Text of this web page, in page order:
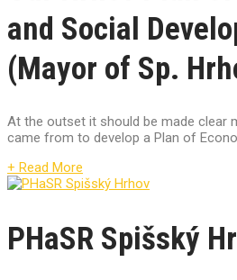
and Social
(Mayor of Sp.
At the outset it should be made clear
came from to develop a Plan of
+ Read More
PHaSR Spišský